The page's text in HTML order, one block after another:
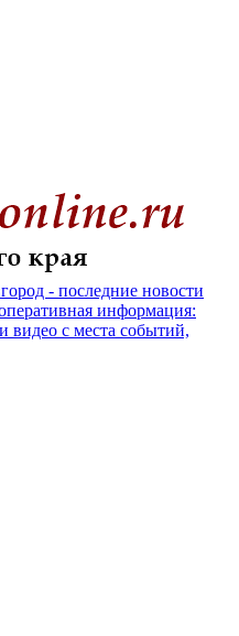
- последние новости
информация:
видео с места событий,